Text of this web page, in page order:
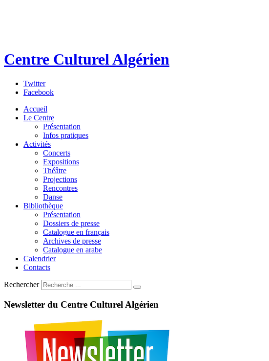
Centre Culturel Algérien
Twitter
Facebook
Accueil
Le Centre
Présentation
Infos pratiques
Activités
Concerts
Expositions
Théâtre
Projections
Rencontres
Danse
Bibliothèque
Présentation
Dossiers de presse
Catalogue en français
Archives de presse
Catalogue en arabe
Calendrier
Contacts
Rechercher
Newsletter du Centre Culturel Algérien